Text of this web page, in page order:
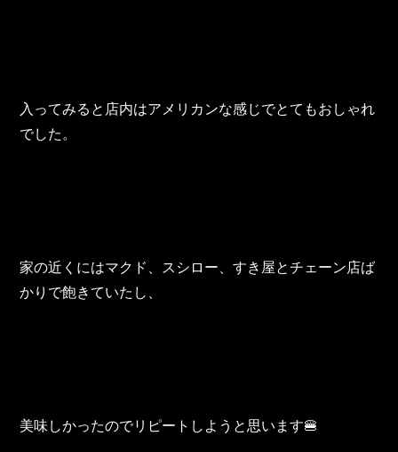
株式会社 東邦アウトフロイデ
東邦グループの採用情報
TOHO PARTS ORDERING SYSTEM
入ってみると店内はアメリカンな感じでとてもおしゃれ
でした。
家の近くにはマクド、スシロー、すき屋とチェーン店ば
かりで飽きていたし、
美味しかったのでリピートしようと思います🍔